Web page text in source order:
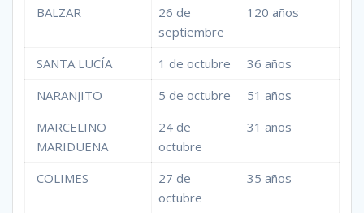
BALZAR
26 de
septiembre
120 años
SANTA LUCÍA 1 de octubre
36 años
NARANJITO
5 de octubre
51 años
MARCELINO
MARIDUEÑA
24 de
octubre
31 años
COLIMES
27 de
octubre
35 años